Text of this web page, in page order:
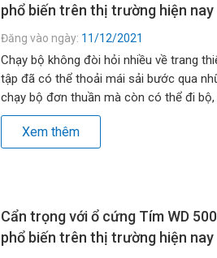
phổ biến trên thị trường hiện nay
Đăng vào ngày: 11/12/2021
Chạy bộ không đòi hỏi nhiều về trang
tập đã có thể thoải mái sải bước qua
chạy bộ đơn thuần mà còn có thể đi
băng đồi, lên dốc… […]
Xem thêm
Cẩn trọng với ổ cứng Tím WD
phổ biến trên thị trường hiện nay